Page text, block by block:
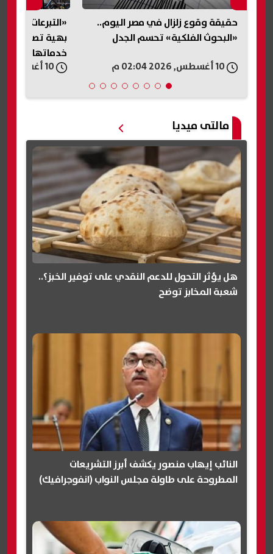
حقيقة وقوع زلزال في مصر اليوم..
«البحوث الفلكية» تحسم الجدل
«التبرعات
بهية تصدر
خدماتها
مالتى ميديا
هل يؤثر التحول للدعم النقدي على توفير الخبز؟..
شعبة المخابز توضح
النائب إيهاب منصور يكشف أبرز التشريعات
المطروحة على طاولة مجلس النواب (انفوجرافيك)